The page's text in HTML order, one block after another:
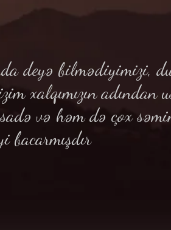
deyə bilmədiyimizi,
xalqımızın adından
və həm də çox
bacarmışdır